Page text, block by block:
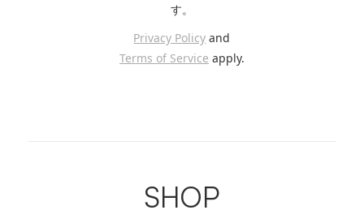
す。
Privacy Policy and
Terms of Service apply.
SHOP